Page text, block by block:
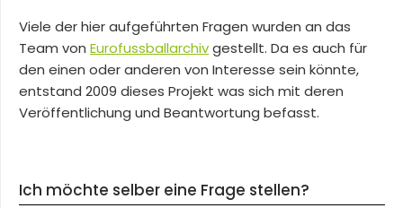
Viele der hier aufgeführten Fragen wurden an das
Team von Eurofussballarchivgestellt. Da es auch für
den einen oder anderen von Interesse sein könnte,
entstand 2009 dieses Projekt was sich mit deren
Veröffentlichung und Beantwortung befasst.
Ich möchte selber eine Frage stellen?